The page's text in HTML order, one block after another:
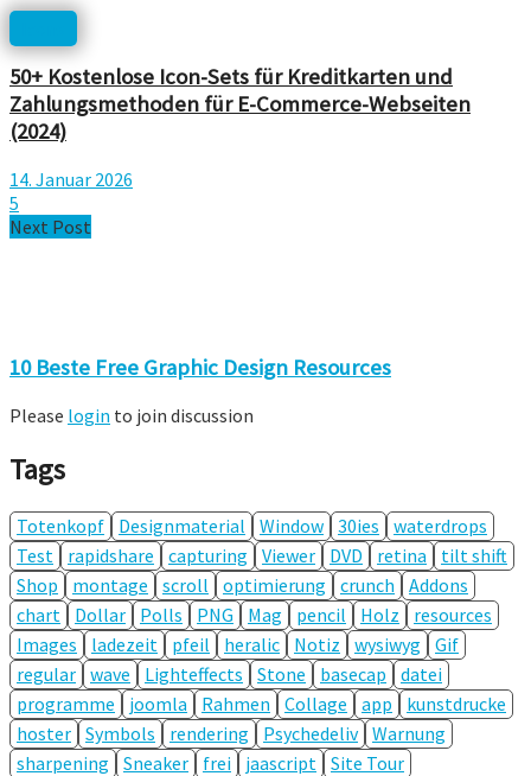
50+ Kostenlose Icon-Sets für Kreditkarten und
Zahlungsmethoden für E-Commerce-Webseiten
(2024)
14. Januar 2026
5
Next Post
10 Beste Free Graphic Design Resources
Please login to join discussion
Tags
Totenkopf Designmaterial Window 30ies
waterdrops
Test
rapidshare capturing Viewer DVD retina
tilt shift
Shop
montage scroll optimierung crunch
Addons
chart
Dollar Polls PNG Mag pencil Holz
resources
Images
ladezeit pfeil heralic Notiz wysiwyg
Gif
regular wave Lighteffects Stone basecap
datei
programme
joomla Rahmen Collage app
kunstdrucke
hoster Symbols rendering Psychedeliv Warnung
sharpening
Sneaker frei jaascript
Site Tour